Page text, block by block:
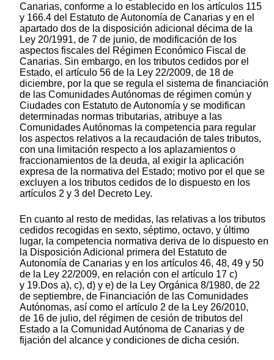
Canarias, conforme a lo establecido en los artículos 115
y 166.4 del Estatuto de Autonomía de Canarias y en el
apartado dos de la disposición adicional décima de la
Ley 20/1991, de 7 de junio, de modificación de los
aspectos fiscales del Régimen Económico Fiscal de
Canarias. Sin embargo, en los tributos cedidos por el
Estado, el artículo 56 de la Ley 22/2009, de 18 de
diciembre, por la que se regula el sistema de financiación
de las Comunidades Autónomas de régimen común y
Ciudades con Estatuto de Autonomía y se modifican
determinadas normas tributarias, atribuye a las
Comunidades Autónomas la competencia para regular
los aspectos relativos a la recaudación de tales tributos,
con una limitación respecto a los aplazamientos o
fraccionamientos de la deuda, al exigir la aplicación
expresa de la normativa del Estado; motivo por el que se
excluyen a los tributos cedidos de lo dispuesto en los
artículos 2 y 3 del Decreto Ley.
En cuanto al resto de medidas, las relativas a los tributos
cedidos recogidas en sexto, séptimo, octavo, y último
lugar, la competencia normativa deriva de lo dispuesto en
la Disposición Adicional primera del Estatuto de
Autonomía de Canarias y en los artículos 46, 48, 49 y 50
de la Ley 22/2009, en relación con el artículo 17 c)
y 19.Dos a), c), d) y e) de la Ley Orgánica 8/1980, de 22
de septiembre, de Financiación de las Comunidades
Autónomas, así como el artículo 2 de la Ley 26/2010,
de 16 de julio, del régimen de cesión de tributos del
Estado a la Comunidad Autónoma de Canarias y de
fijación del alcance y condiciones de dicha cesión.